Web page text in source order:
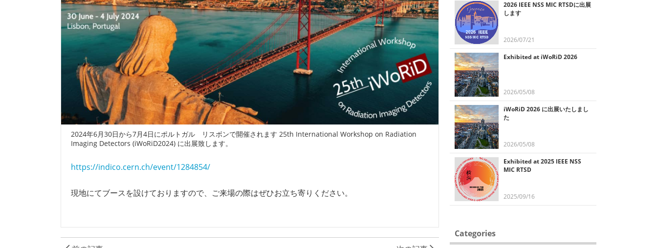
2024年6月30日から7月4日にポルトガル リスボンで開催されます 25th International Workshop on Radiation
Imaging Detectors (iWoRiD2024) に出展致します。
https://indico.cern.ch/event/1284854/
現地にてブースを設けておりますので、ご来場の際はぜひお立ち寄りください。
2026 IEEE NSS MIC RTSDに出展
します
2026/07/21
Exhibited at iWoRiD 2026
2026/05/08
iWoRiD 2026 に出展いたしまし
た
2026/05/08
Exhibited at 2025 IEEE NSS
MIC RTSD
2025/09/16
Categories